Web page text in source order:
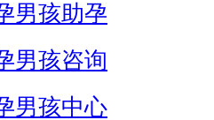
男孩助孕
男孩咨询
男孩中心